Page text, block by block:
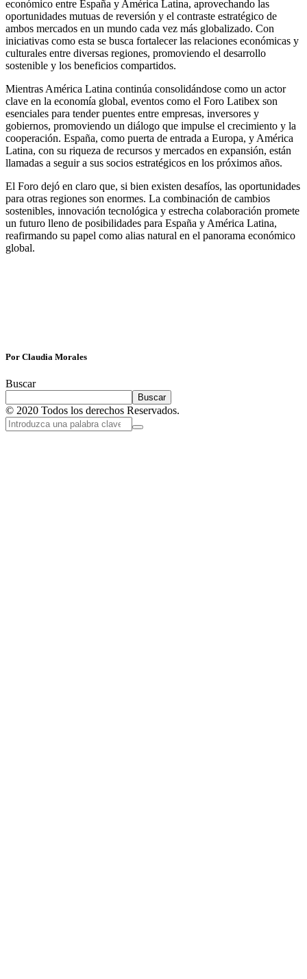
económico entre España y América Latina, aprovechando las
oportunidades mutuas de reversión y el contraste estratégico de
ambos mercados en un mundo cada vez más globalizado. Con
iniciativas como esta se busca fortalecer las relaciones económicas y
culturales entre diversas regiones, promoviendo el desarrollo
sostenible y los beneficios compartidos.
Mientras América Latina continúa consolidándose como un actor
clave en la economía global, eventos como el Foro Latibex son
esenciales para tender puentes entre empresas, inversores y
gobiernos, promoviendo un diálogo que impulse el crecimiento y la
cooperación. España, como puerta de entrada a Europa, y América
Latina, con su riqueza de recursos y mercados en expansión, están
llamadas a seguir a sus socios estratégicos en los próximos años.
El Foro dejó en claro que, si bien existen desafíos, las oportunidades
para otras regiones son enormes. La combinación de cambios
sostenibles, innovación tecnológica y estrecha colaboración promete
un futuro lleno de posibilidades para España y América Latina,
reafirmando su papel como alias natural en el panorama económico
global.
Por Claudia Morales
Buscar
Buscar
© 2020 Todos los derechos Reservados.